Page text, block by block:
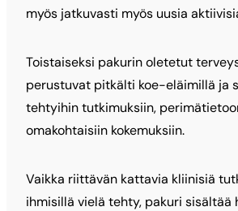
myös jatkuvasti myös uusia
Toistaiseksi pakurin oletetut
perustuvat pitkälti koe-eläimillä ja
tehtyihin tutkimuksiin,
omakohtaisiin kokemuksiin.
Vaikka riittävän kattavia kliinisiä
ihmisillä vielä tehty, pakuri sisältää